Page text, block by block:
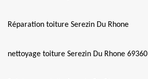
Réparation toiture Serezin Du Rhone
nettoyage toiture Serezin Du Rhone 69360